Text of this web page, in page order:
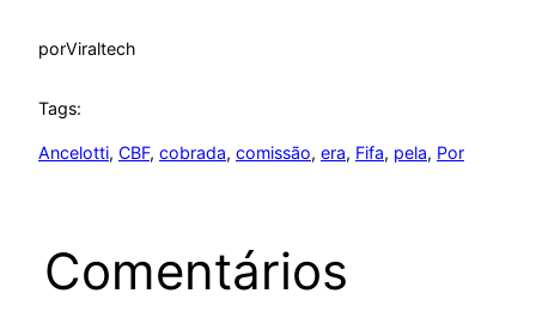
porViraltech
Tags:
Ancelotti, CBF, cobrada, comissão, era, Fifa, pela, Por
Comentários